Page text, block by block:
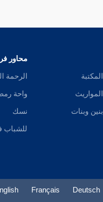
المكتبة
المواريث
بنين وبنات
محاور
الرحمة
واحة
نسك
للشباب
Deutsch
Français